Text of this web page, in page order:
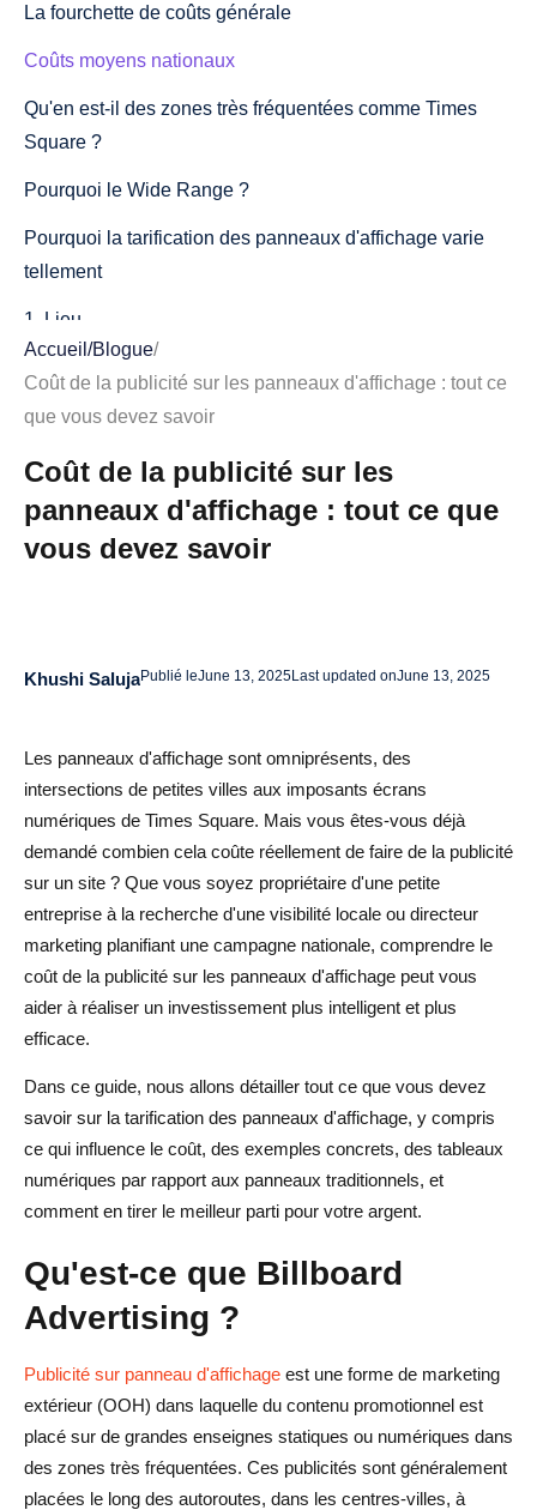
La fourchette de coûts générale
Coûts moyens nationaux
Qu'en est-il des zones très fréquentées comme Times
Square ?
Pourquoi le Wide Range ?
Pourquoi la tarification des panneaux d'affichage varie
tellement
1. Lieu
3. Type de panneau d'affichage : statique ou numérique
4. Durée de la campagne
5. Volume de trafic et impressions
Qu'en est-il des coûts de conception et de production ?
Comment maximiser votre budget publicitaire sur les
1. Ciblez le bon endroit (pas seulement le plus cher)
2. Faites en sorte que votre message soit simple et clair
3. Associez les panneaux d'affichage à d'autres canaux
de marketing
La publicité sur les panneaux d'affichage en vaut-elle
vraiment la peine ?
Des alternatives moins coûteuses à la publicité sur
Publicités sur les
Peintures murales ou paysages muraux
Publicité sur le mobilier urbain
domicile)
Réflexions finales
FAQ pour la publicité sur les panneaux d'affichage
Combien coûte un panneau d'affichage par mois ?
Les panneaux publicitaires sont-ils efficaces en 2025 ?
Accueil /Blogue/
Coût de la publicité sur les panneaux d'affichage : tout ce
que vous devez savoir
Coût de la publicité sur les
panneaux d'affichage : tout ce que
vous devez savoir
Khushi SalujaPublié leJune 13, 2025Last updated onJune 13, 2025
Les panneaux d'affichage sont omniprésents, des
intersections de petites villes aux imposants écrans
numériques de Times Square. Mais vous êtes-vous déjà
demandé combien cela coûte réellement de faire de la publicité
sur un site ? Que vous soyez propriétaire d'une petite
entreprise à la recherche d'une visibilité locale ou directeur
marketing planifiant une campagne nationale, comprendre le
coût de la publicité sur les panneaux d'affichage peut vous
aider à réaliser un investissement plus intelligent et plus
efficace.
Dans ce guide, nous allons détailler tout ce que vous devez
savoir sur la tarification des panneaux d'affichage, y compris
ce qui influence le coût, des exemples concrets, des tableaux
numériques par rapport aux panneaux traditionnels, et
comment en tirer le meilleur parti pour votre argent.
Qu'est-ce que Billboard
Advertising ?
Publicité sur panneau d'affichage est une forme de marketing
extérieur (OOH) dans laquelle du contenu promotionnel est
placé sur de grandes enseignes statiques ou numériques dans
des zones très fréquentées. Ces publicités sont généralement
placées le long des autoroutes, dans les centres-villes, à